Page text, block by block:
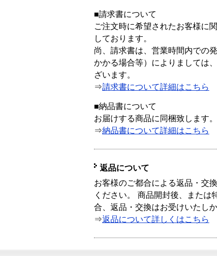
■請求書について
ご注文時に希望されたお客様に
しております。
尚、請求書は、営業時間内での
かかる場合等）によりましては
ざいます。
⇒請求書について詳細はこちら
■納品書について
お届けする商品に同梱致します。
⇒納品書について詳細はこちら
返品について
お客様のご都合による返品・交
ください。 商品開封後、または
合、返品・交換はお受けいたし
⇒返品について詳しくはこちら